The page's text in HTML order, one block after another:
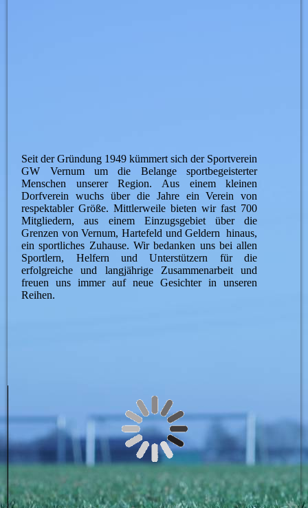
Seit der Gründung 1949 kümmert sich der Sportverein
GW Vernum um die Belange sportbegeisterter
Menschen unserer Region. Aus einem kleinen
Dorfverein wuchs über die Jahre ein Verein von
respektabler Größe. Mittlerweile bieten wir fast 700
Mitgliedern, aus einem Einzugsgebiet über die
Grenzen von Vernum, Hartefeld und Geldern hinaus,
ein sportliches Zuhause. Wir bedanken uns bei allen
Sportlern, Helfern und Unterstützern für die
erfolgreiche und langjährige Zusammenarbeit und
freuen uns immer auf neue Gesichter in unseren
Reihen.